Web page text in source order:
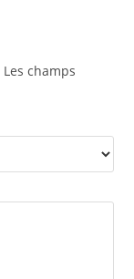
Les champs